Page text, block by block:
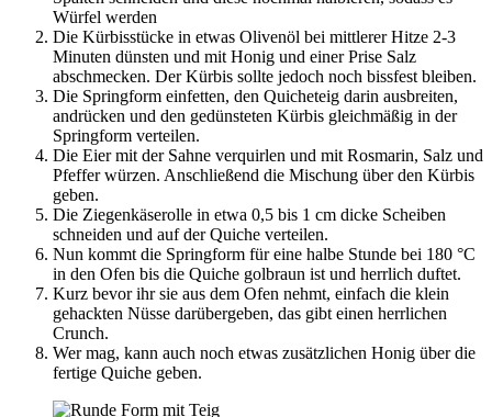
Würfel werden
Die Kürbisstücke in etwas Olivenöl bei mittlerer Hitze 2-3
Minuten dünsten und mit Honig und einer Prise Salz
abschmecken. Der Kürbis sollte jedoch noch bissfest bleiben.
Die Springform einfetten, den Quicheteig darin ausbreiten,
andrücken und den gedünsteten Kürbis gleichmäßig in der
Springform verteilen.
Die Eier mit der Sahne verquirlen und mit Rosmarin, Salz und
Pfeffer würzen. Anschließend die Mischung über den Kürbis
geben.
Die Ziegenkäserolle in etwa 0,5 bis 1 cm dicke Scheiben
schneiden und auf der Quiche verteilen.
Nun kommt die Springform für eine halbe Stunde bei 180 °C
in den Ofen bis die Quiche golbraun ist und herrlich duftet.
Kurz bevor ihr sie aus dem Ofen nehmt, einfach die klein
gehackten Nüsse darübergeben, das gibt einen herrlichen
Crunch.
Wer mag, kann auch noch etwas zusätzlichen Honig über die
fertige Quiche geben.